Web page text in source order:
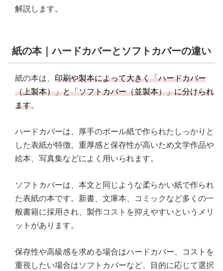
解説します。
紙の本｜ハードカバーとソフトカバーの違い
紙の本は、 印刷や製本によって大きく「ハードカバー
（上製本）」と「ソフトカバー（並製本）」に分けられ
ます。
ハードカバーは、厚手のボール紙で作られたしっかりと
した表紙が特徴。重厚感と保存性が高いため文学作品や
絵本、写真集などによく用いられます。
ソフトカバーは、本文と同じような柔らかい紙で作られ
た表紙の本です。新書、文庫本、コミックなど多くの一
般書籍に採用され、製作コストを抑えやすいというメリ
ットがあります。
保存性や高級感を求める場合はハードカバー、コストを
重視したい場合はソフトカバーなど、目的に応じて選択